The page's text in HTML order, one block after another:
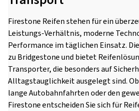
Firestone Reifen stehen für ein
Leistungs-Verhältnis, moderne
Performance im täglichen Einsatz.
zu Bridgestone und bietet
Transporter, die besonders auf
Alltagstauglichkeit ausgelegt sind.
lange Autobahnfahrten oder den
Firestone entscheiden Sie sich für